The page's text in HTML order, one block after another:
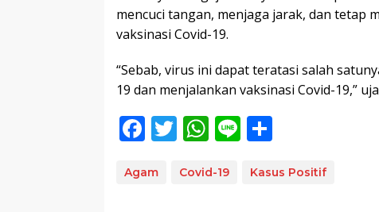
mencuci tangan, menjaga jarak, dan tetap
vaksinasi Covid-19.
“Sebab, virus ini dapat teratasi salah
19 dan menjalankan vaksinasi Covid-19,”
F
e
T
itt
W
at
Li
e ar
Agam Covid-19 Kasus Positif